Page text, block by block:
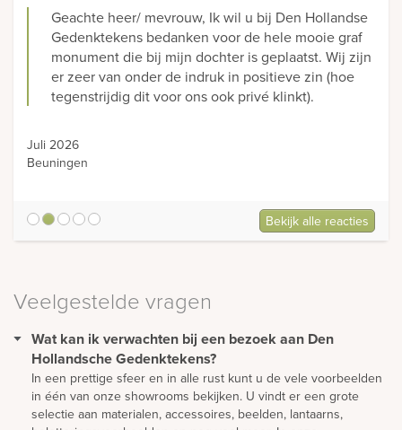
Bekijk alle reacties
Geachte heer/ mevrouw, Ik wil u bij Den Hollandse
Gedenktekens bedanken voor de hele mooie graf
monument die bij mijn dochter is geplaatst. Wij zijn
er zeer van onder de indruk in positieve zin (hoe
tegenstrijdig dit voor ons ook privé klinkt).
Juli 2026
Beuningen
Veelgestelde vragen
Wat kan ik verwachten bij een bezoek aan Den
Hollandsche Gedenktekens?
In een prettige sfeer en in alle rust kunt u de vele voorbeelden
in één van onze showrooms bekijken. U vindt er een grote
selectie aan materialen, accessoires, beelden, lantaarns,